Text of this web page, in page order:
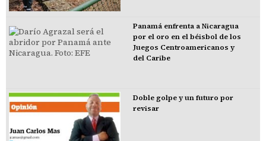
Panamá enfrenta a Nicaragua
por el oro en el béisbol de los
Juegos Centroamericanos y
del Caribe
Doble golpe y un futuro por
revisar